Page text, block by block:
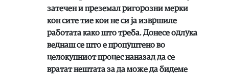
затечен и преземал ригорозни мерки
кон сите тие кои не си ја извршиле
работата како што треба. Донесе одлука
веднаш се што е пропуштено во
целокупниот процес наназад да се
вратат нештата за да може да бидеме